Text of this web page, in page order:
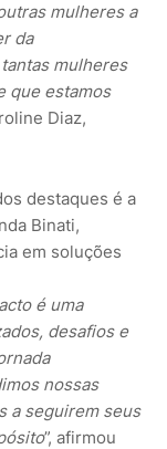
mulheres a
da
mulheres
que estamos
Diaz,
destaques é a
Binati,
em soluções
é uma
desafios e
nossas
a seguirem seus
”, afirmou